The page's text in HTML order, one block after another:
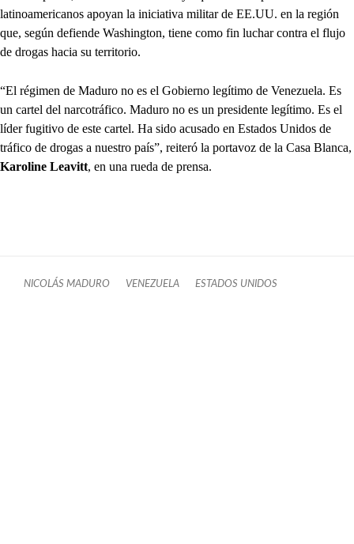
latinoamericanos apoyan la iniciativa militar de EE.UU. en la región
que, según defiende Washington, tiene como fin luchar contra el flujo
de drogas hacia su territorio.
“El régimen de Maduro no es el Gobierno legítimo de Venezuela. Es
un cartel del narcotráfico. Maduro no es un presidente legítimo. Es el
líder fugitivo de este cartel. Ha sido acusado en Estados Unidos de
tráfico de drogas a nuestro país”, reiteró la portavoz de la Casa Blanca,
Karoline Leavitt, en una rueda de prensa.
NICOLÁS MADURO VENEZUELA ESTADOS UNIDOS